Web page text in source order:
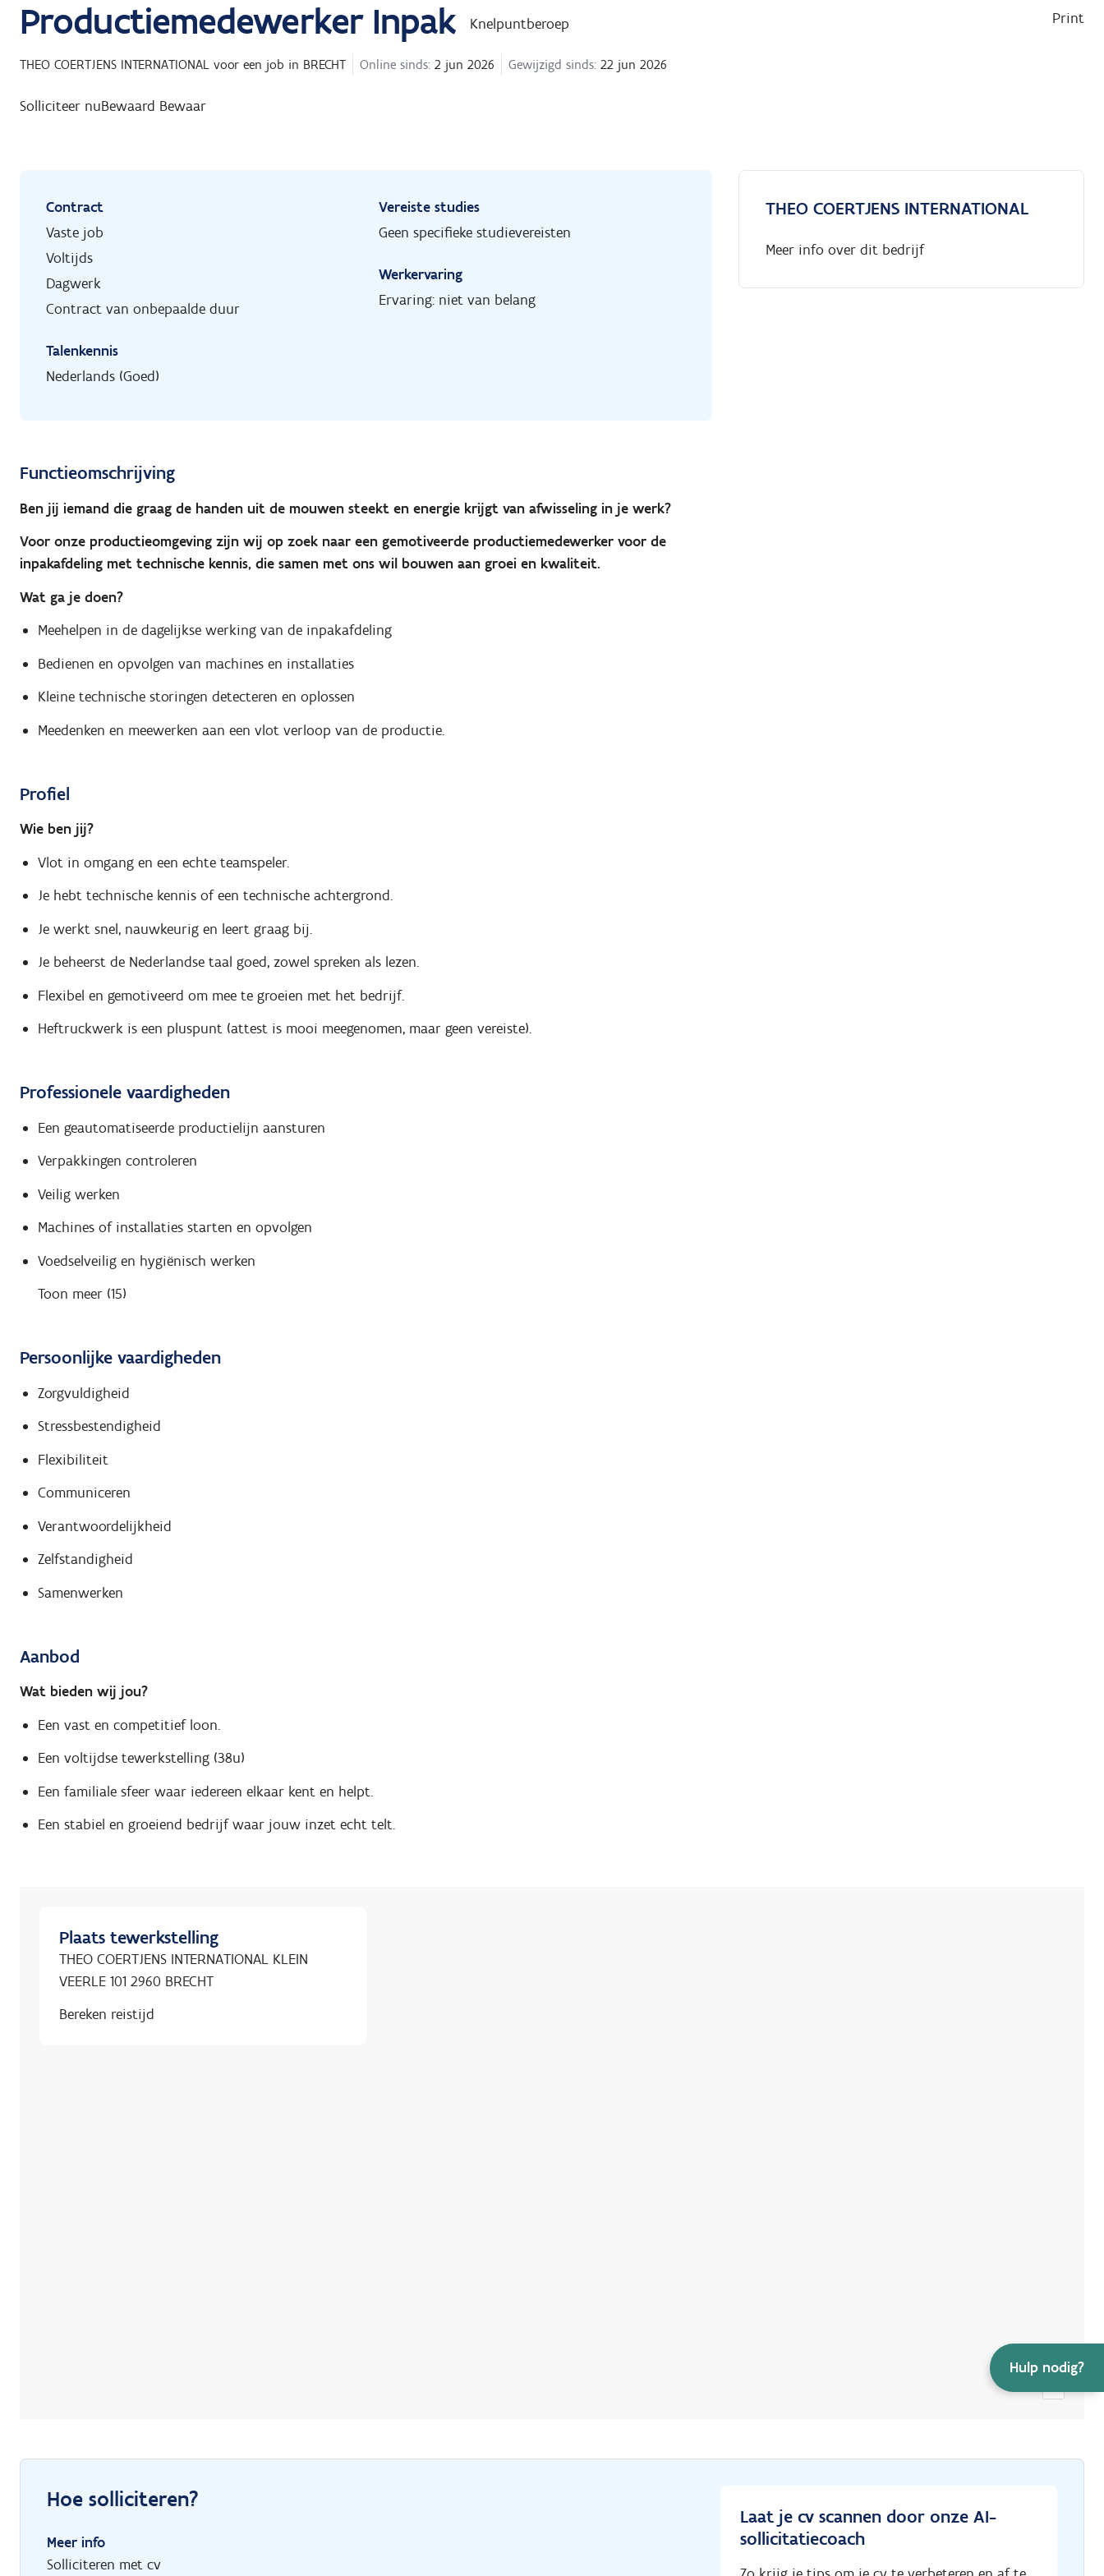
Hulp nodig?
Productiemedewerker Inpak Knelpuntberoep Print
THEO COERTJENS INTERNATIONAL voor een job in BRECHT Online sinds: 2 jun 2026 Gewijzigd sinds: 22 jun 2026
Solliciteer nuBewaard Bewaar
Contract
Vaste job
Voltijds
Dagwerk
Contract van onbepaalde duur
Talenkennis
Nederlands (Goed)
Vereiste studies
Geen specifieke studievereisten
Werkervaring
Ervaring: niet van belang
Functieomschrijving
Ben jij iemand die graag de handen uit de mouwen steekt en energie krijgt van afwisseling in je werk?
Voor onze productieomgeving zijn wij op zoek naar een gemotiveerde productiemedewerker voor de
inpakafdeling met technische kennis, die samen met ons wil bouwen aan groei en kwaliteit.
Wat ga je doen?
Meehelpen in de dagelijkse werking van de inpakafdeling
Bedienen en opvolgen van machines en installaties
Kleine technische storingen detecteren en oplossen
Meedenken en meewerken aan een vlot verloop van de productie.
Profiel
Wie ben jij?
Vlot in omgang en een echte teamspeler.
Je hebt technische kennis of een technische achtergrond.
Je werkt snel, nauwkeurig en leert graag bij.
Je beheerst de Nederlandse taal goed, zowel spreken als lezen.
Flexibel en gemotiveerd om mee te groeien met het bedrijf.
Heftruckwerk is een pluspunt (attest is mooi meegenomen, maar geen vereiste).
Professionele vaardigheden
Een geautomatiseerde productielijn aansturen
Verpakkingen controleren
Veilig werken
Machines of installaties starten en opvolgen
Voedselveilig en hygiënisch werken
Toon meer (15)
Persoonlijke vaardigheden
Zorgvuldigheid
Stressbestendigheid
Flexibiliteit
Communiceren
Verantwoordelijkheid
Zelfstandigheid
Samenwerken
Aanbod
Wat bieden wij jou?
Een vast en competitief loon.
Een voltijdse tewerkstelling (38u)
Een familiale sfeer waar iedereen elkaar kent en helpt.
Een stabiel en groeiend bedrijf waar jouw inzet echt telt.
THEO COERTJENS INTERNATIONAL
Meer info over dit bedrijf
+
–
Plaats tewerkstelling
THEO COERTJENS INTERNATIONAL KLEIN
VEERLE 101 2960 BRECHT
Bereken reistijd
Hoe solliciteren?
Meer info
Solliciteren met cv
Laat je cv scannen door onze AI-
sollicitatiecoach